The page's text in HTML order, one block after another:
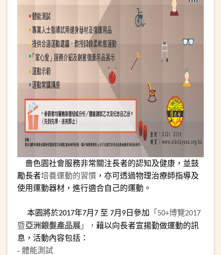
嗇色園社會服務非常關注長者的認知及健康，並鼓
勵長者培養運動的習慣 ，亦可透過物理治療師指導及
使用運動器材，進行適合自己的運動。
本園將於2017年7月 7 至 7月 9 日參加 「 50+博覽2017
暨亞洲銀髮產品展 」， 藉以向長者宣揚勤做運動的訊
息，活動內容包括：
- 體能測試